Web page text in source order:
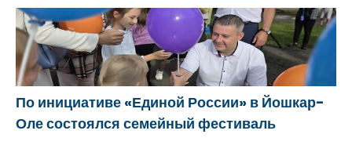
По инициативе «Единой России» в Йошкар-
Оле состоялся семейный фестиваль